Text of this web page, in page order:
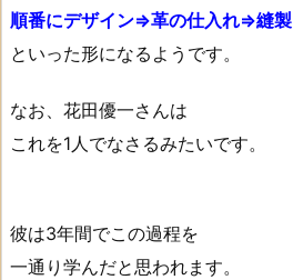
順番にデザイン⇒革の仕入れ⇒縫製
といった形になるようです。
なお、花田優一さんは
これを1人でなさるみたいです。
彼は3年間でこの過程を
一通り学んだと思われます。